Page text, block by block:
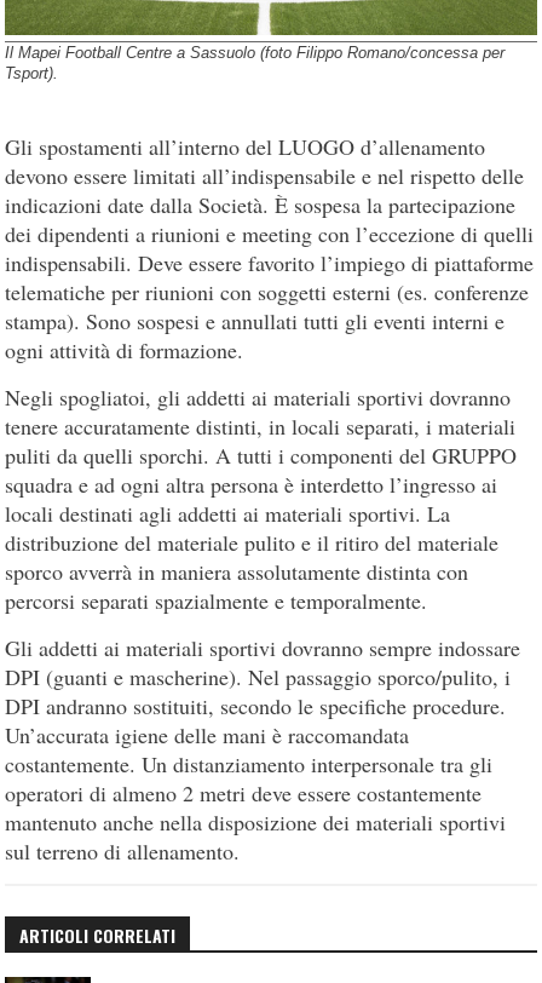
Il Mapei Football Centre a Sassuolo (foto Filippo Romano/concessa per
Tsport).
Gli spostamenti all’interno del LUOGO d’allenamento
devono essere limitati all’indispensabile e nel rispetto delle
indicazioni date dalla Società. È sospesa la partecipazione
dei dipendenti a riunioni e meeting con l’eccezione di quelli
indispensabili. Deve essere favorito l’impiego di piattaforme
telematiche per riunioni con soggetti esterni (es. conferenze
stampa). Sono sospesi e annullati tutti gli eventi interni e
ogni attività di formazione.
Negli spogliatoi, gli addetti ai materiali sportivi dovranno
tenere accuratamente distinti, in locali separati, i materiali
puliti da quelli sporchi. A tutti i componenti del GRUPPO
squadra e ad ogni altra persona è interdetto l’ingresso ai
locali destinati agli addetti ai materiali sportivi. La
distribuzione del materiale pulito e il ritiro del materiale
sporco avverrà in maniera assolutamente distinta con
percorsi separati spazialmente e temporalmente.
Gli addetti ai materiali sportivi dovranno sempre indossare
DPI (guanti e mascherine). Nel passaggio sporco/pulito, i
DPI andranno sostituiti, secondo le specifiche procedure.
Un’accurata igiene delle mani è raccomandata
costantemente. Un distanziamento interpersonale tra gli
operatori di almeno 2 metri deve essere costantemente
mantenuto anche nella disposizione dei materiali sportivi
sul terreno di allenamento.
ARTICOLI CORRELATI